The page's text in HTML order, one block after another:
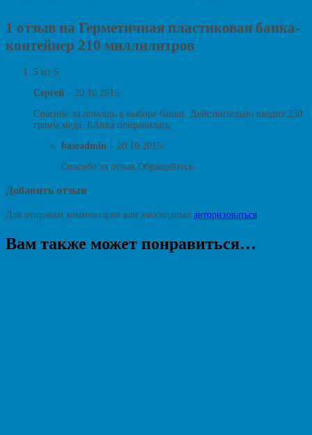
1 отзыв на Герметичная пластиковая банка-
контейнер 210 миллилитров
5 из 5
Сергей – 20.10.2015:
Спасибо за помощь в выборе банки. Действительно входит 250
грамм меда. БАнка понравилась
baseadmin – 20.10.2015:
Спасибо за отзыв.Обращайтесь.
Добавить отзыв
Для отправки комментария вам необходимо авторизоваться
Вам также может понравиться…